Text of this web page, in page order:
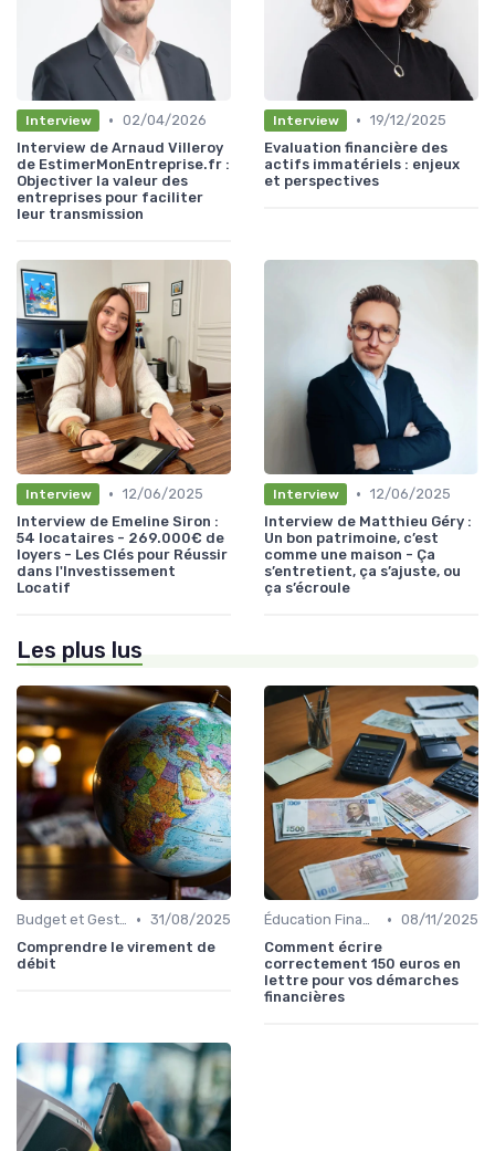
Interview • 02/04/2026
Interview de Arnaud Villeroy
de EstimerMonEntreprise.fr :
Objectiver la valeur des
entreprises pour faciliter
leur transmission
Interview • 19/12/2025
Evaluation financière des
actifs immatériels : enjeux
et perspectives
Interview • 12/06/2025
Interview de Emeline Siron :
54 locataires - 269.000€ de
loyers - Les Clés pour Réussir
dans l'Investissement
Locatif
Interview • 12/06/2025
Interview de Matthieu Géry :
Un bon patrimoine, c’est
comme une maison - Ça
s’entretient, ça s’ajuste, ou
ça s’écroule
Les plus lus
Budget et Gestion des Finances Personnelles • 31/08/2025
Comprendre le virement de
débit
Éducation Financière • 08/11/2025
Comment écrire
correctement 150 euros en
lettre pour vos démarches
financières